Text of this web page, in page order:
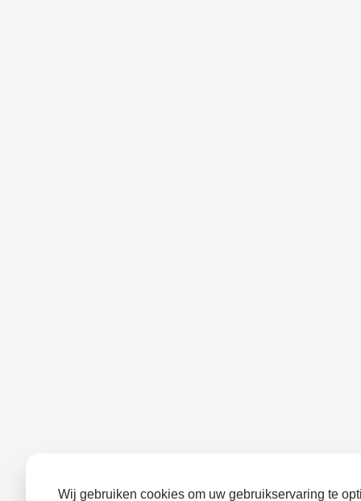
Wij gebruiken cookies om uw gebruikservaring te